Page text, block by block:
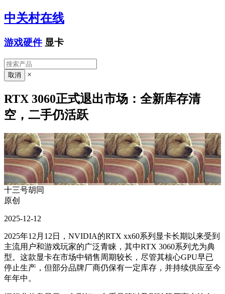
中关村在线
游戏硬件 显卡
×
RTX 3060正式退出市场：全新库存清
空，二手仍活跃
十三号胡同
原创
2025-12-12
2025年12月12日，NVIDIA的RTX xx60系列显卡长期以来受到
主流用户和游戏玩家的广泛青睐，其中RTX 3060系列尤为典
型。这款显卡在市场中销售周期较长，尽管其核心GPU早已
停止生产，但部分品牌厂商仍保有一定库存，并持续供应至今
年年中。